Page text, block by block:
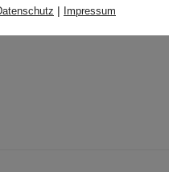
BitteAnmelden
| Impressum